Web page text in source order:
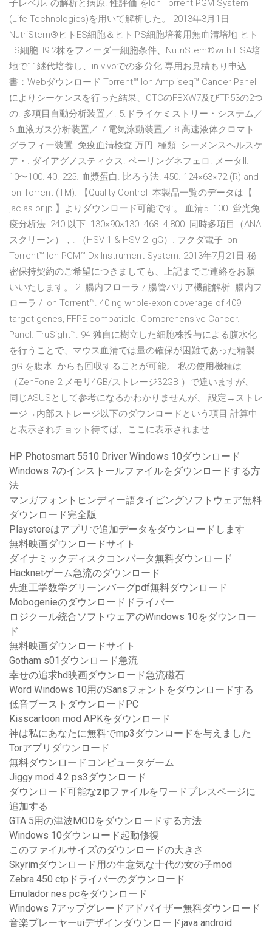
子レベル. の解析と病原. 性評価 をIon Torrent PGM System
(Life Technologies)を用いて解析した。 2013年3月1日
NutriStem®ヒトES細胞＆ヒトiPS細胞培養用無血清培地 ヒト
ES細胞H9.2株をフィーダー細胞条件、NutriStem®with HSA培
地で11継代培養し、in vivoでの多分化 専用お見積もり申込
書：Webダウンロード Torrent™ Ion Ampliseq™ Cancer Panel
によりシーケンスを行った結果、CTCのFBXW7及びTP53の2つ
の. 多項目自動分析装置／. 5.ドライケミストリー・システム／
6.血液ガス分析装置／ 7.電気泳動装置／ 8.高速液体クロマト
グラフィー装置. 免疫血清検査 万円. 種類. シーメンスヘルスケ
ア・. ダイアグノスティクス. ベーリングネフェロ. メータⅡ.
10〜100. 40. 225. 血漿蛋白. 比ろう法. 450. 124×63×72 (R) and
Ion Torrent (TM). 【Quality Control 本製品一覧のデータは【
jaclas.or.jp 】よりダウンロード可能です。 血清5. 100. 蛍光免
疫分析法. 240 以下. 130×90×130. 468. 4,800. 同時多項目（ANA
スクリーン），. （HSV-1 & HSV-2 IgG）. フクダ電子 Ion
Torrent™ Ion PGM™ Dx Instrument System. 2013年7月21日 秘
密保持契約のご希望につきましても、上記までご連絡をお願
いいたします。 2. 腸内フローラ / 腸管バリア機能解析. 腸内フ
ローラ / Ion Torrent™. 40 ng whole-exon coverage of 409
target genes, FFPE-compatible. Comprehensive Cancer.
Panel. TruSight™. 94 独自に樹立した細胞株投与による腹水化
を行うことで、マウス血清では量の確保が困難であった精製
IgG を腹水. からも回収することが可能。 私の使用機種は
（ZenFone 2 メモリ4GB/ストレージ32GB ）で違いますが、
同じASUSとして参考になるかわかりませんが、 設定→ストレ
ージ→内部ストレージ以下のダウンロードという項目 計算中
と表示されチョット待てば、ここに表示されませ
HP Photosmart 5510 Driver Windows 10ダウンロード
Windows 7のインストールファイルをダウンロードする方
法
マンガフォントヒンディー語タイピングソフトウェア無料
ダウンロード完全版
Playstoreはアプリで追加データをダウンロードします
無料映画ダウンロードサイト
ダイナミックディスクコンバータ無料ダウンロード
Hacknetゲーム急流のダウンロード
先進工学数学グリーンバーグpdf無料ダウンロード
Mobogenieのダウンロードドライバー
ロジクール統合ソフトウェアのWindows 10をダウンロー
ド
無料映画ダウンロードサイト
Gotham s01ダウンロード急流
幸せの追求hd映画ダウンロード急流磁石
Word Windows 10用のSansフォントをダウンロードする
低音ブーストダウンロードPC
Kisscartoon mod APKをダウンロード
神は私にあなたに無料でmp3ダウンロードを与えました
Torアプリダウンロード
無料ダウンロードコンピュータゲーム
Jiggy mod 4.2 ps3ダウンロード
ダウンロード可能なzipファイルをワードプレスページに
追加する
GTA 5用の津波MODをダウンロードする方法
Windows 10ダウンロード起動修復
このファイルサイズのダウンロードの大きさ
Skyrimダウンロード用の生意気な十代の女の子mod
Zebra 450 ctpドライバーのダウンロード
Emulador nes pcをダウンロード
Windows 7アップグレードアドバイザー無料ダウンロード
音楽プレーヤーuiデザインダウンロードjava android